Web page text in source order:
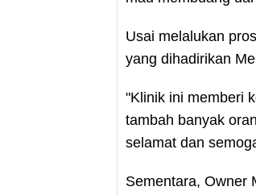
Usai melalukan
yang dihadirikan
"Klinik ini memberi
tambah banyak
selamat dan
Sementara, Owner